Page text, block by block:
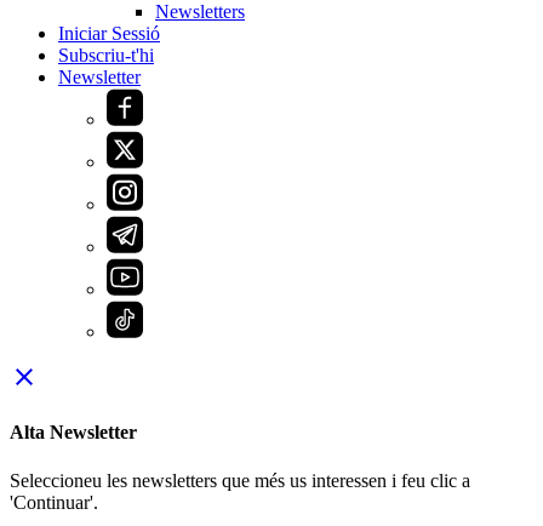
Newsletters
Iniciar Sessió
Subscriu-t'hi
Newsletter
close
Alta Newsletter
Seleccioneu les newsletters que més us interessen i feu clic a
'Continuar'.